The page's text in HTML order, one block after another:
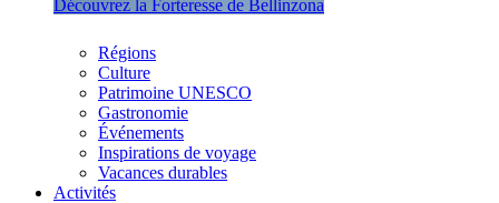
Découvrez la Forteresse de Bellinzona
Régions
Culture
Patrimoine UNESCO
Gastronomie
Événements
Inspirations de voyage
Vacances durables
Activités